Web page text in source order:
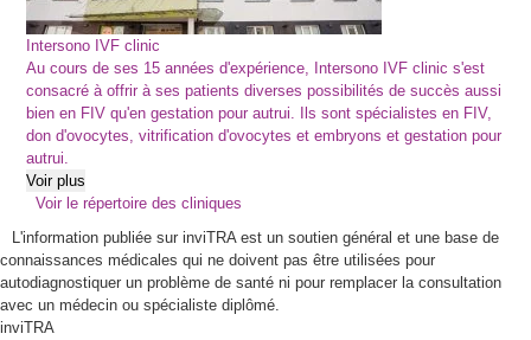
Intersono IVF clinic
Au cours de ses 15 années d'expérience, Intersono IVF clinic s'est
consacré à offrir à ses patients diverses possibilités de succès aussi
bien en FIV qu'en gestation pour autrui. Ils sont spécialistes en FIV,
don d'ovocytes, vitrification d'ovocytes et embryons et gestation pour
autrui.
Voir plus
Voir le répertoire des cliniques
L'information publiée sur inviTRA est un soutien général et une base de
connaissances médicales qui ne doivent pas être utilisées pour
autodiagnostiquer un problème de santé ni pour remplacer la consultation
avec un médecin ou spécialiste diplômé.
inviTRA